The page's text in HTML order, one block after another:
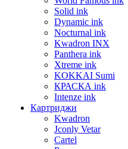
Solid ink
Dynamic ink
Nocturnal ink
Kwadron INX
Panthera ink
Xtreme ink
KOKKAI Sumi
КРАСКА ink
Intenze ink
Картриджи
Kwadron
Jconly Vetar
Cartel